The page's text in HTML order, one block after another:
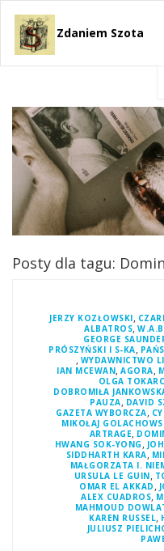
Zdaniem Szota
Posty dla tagu:
JERZY KOZŁOWSKI,
ALBATROS,W.A.B
GEORGE
PRÓSZYŃSKI I S-KA,
, WYDAWNICTWO
IAN MCEWAN,AGORA,
OLGA
DOBROMIŁA
PAUZA, DAVID
GAZETA WYBORCZA,
MIKOŁAJ
ARTRAGE,
HWANG SOK-YONG ,
SIDDHARTH KARA,
MAŁGORZATA I.
URSULA LE GUIN,
OMAR EL AKKAD ,
ALEX CUADROS,
MAHMOUD
KAREN RUSSEL,
JULIUSZ